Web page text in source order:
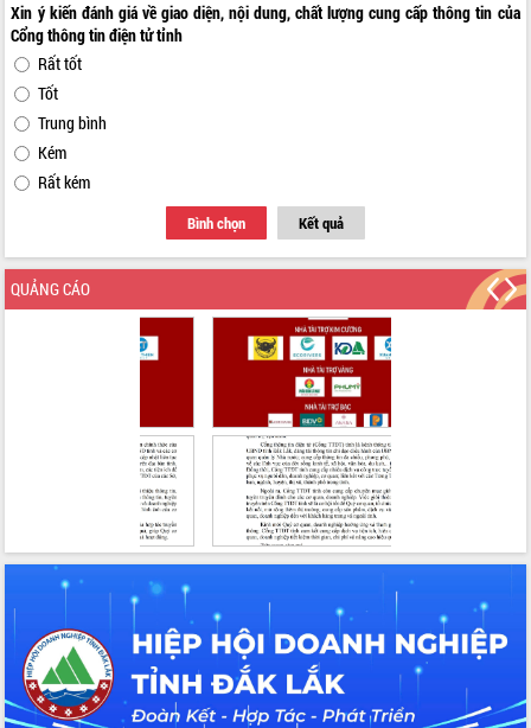
Xin ý kiến đánh giá về giao diện, nội dung, chất lượng cung cấp thông tin của
Cổng thông tin điện tử tỉnh
Rất tốt
Tốt
Trung bình
Kém
Rất kém
Bình chọn Kết quả
QUẢNG CÁO